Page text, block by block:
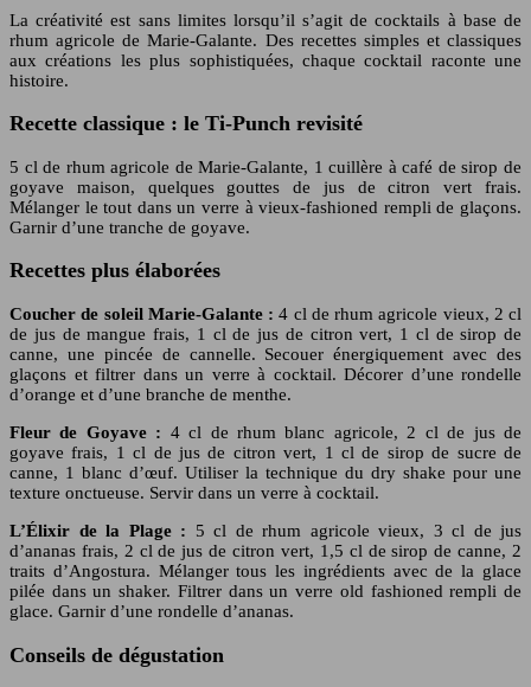
La créativité est sans limites lorsqu’il s’agit de cocktails à base de
rhum agricole de Marie-Galante. Des recettes simples et classiques
aux créations les plus sophistiquées, chaque cocktail raconte une
histoire.
Recette classique : le Ti-Punch revisité
5 cl de rhum agricole de Marie-Galante, 1 cuillère à café de sirop de
goyave maison, quelques gouttes de jus de citron vert frais.
Mélanger le tout dans un verre à vieux-fashioned rempli de glaçons.
Garnir d’une tranche de goyave.
Recettes plus élaborées
Coucher de soleil Marie-Galante :4 cl de rhum agricole vieux, 2 cl
de jus de mangue frais, 1 cl de jus de citron vert, 1 cl de sirop de
canne, une pincée de cannelle. Secouer énergiquement avec des
glaçons et filtrer dans un verre à cocktail. Décorer d’une rondelle
d’orange et d’une branche de menthe.
Fleur de Goyave : 4 cl de rhum blanc agricole, 2 cl de jus de
goyave frais, 1 cl de jus de citron vert, 1 cl de sirop de sucre de
canne, 1 blanc d’œuf. Utiliser la technique du dry shake pour une
texture onctueuse. Servir dans un verre à cocktail.
L’Élixir de la Plage : 5 cl de rhum agricole vieux, 3 cl de jus
d’ananas frais, 2 cl de jus de citron vert, 1,5 cl de sirop de canne, 2
traits d’Angostura. Mélanger tous les ingrédients avec de la glace
pilée dans un shaker. Filtrer dans un verre old fashioned rempli de
glace. Garnir d’une rondelle d’ananas.
Conseils de dégustation